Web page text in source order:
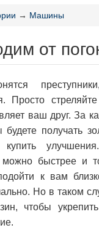
→ Машины
от
Просто
ваш друг. За
будете получать
купить
можно быстрее и
к вам
Но в таком
чтобы